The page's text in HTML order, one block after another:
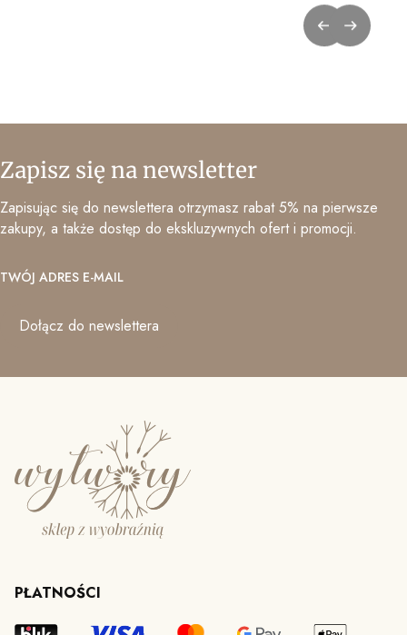
Zapisz się na newsletter
Zapisując się do newslettera otrzymasz rabat 5% na pierwsze
zakupy, a także dostęp do ekskluzywnych ofert i promocji.
TWÓJ ADRES E-MAIL
Dołącz do newslettera
PŁATNOŚCI